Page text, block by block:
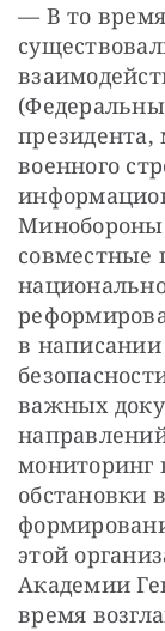
— В то
военного
совместные
в
важных
мониторинг
обстановки
этой
Академии
время